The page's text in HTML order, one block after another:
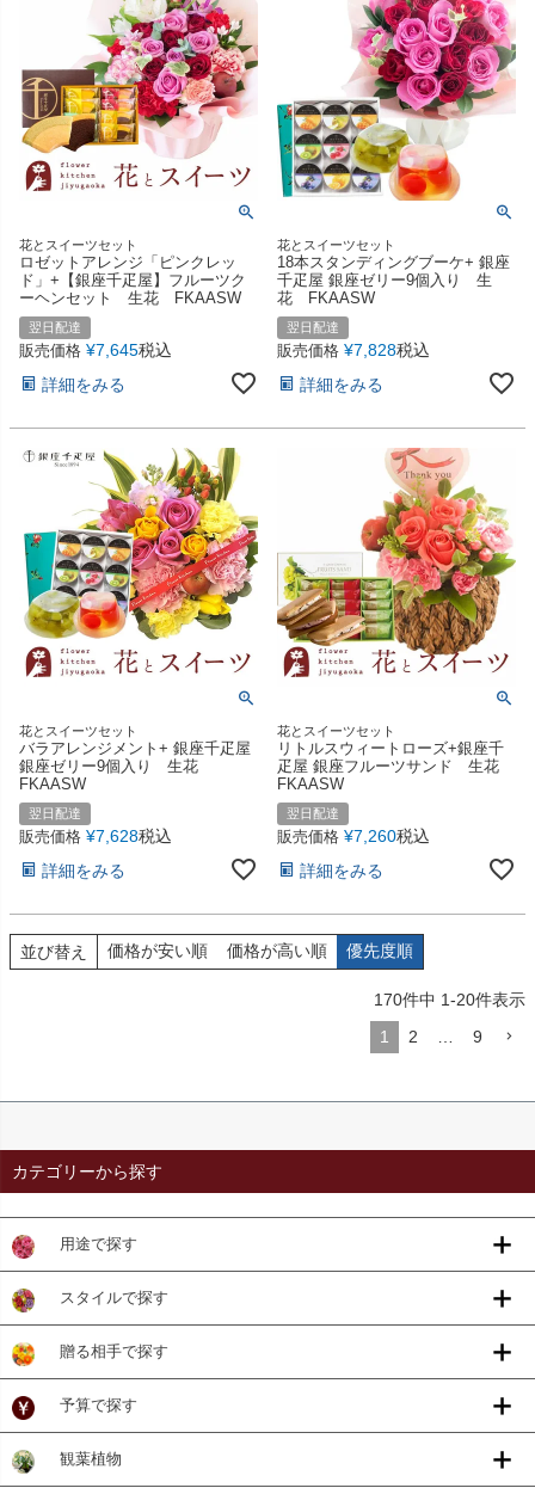
花とスイーツセット
ロゼットアレンジ「ピンクレッ
ド」+【銀座千疋屋】フルーツク
ーヘンセット 生花 FKAASW
翌日配達
販売価格 ¥7,645税込
詳細をみる
花とスイーツセット
18本スタンディングブーケ+ 銀座
千疋屋 銀座ゼリー9個入り 生
花 FKAASW
翌日配達
販売価格 ¥7,828税込
詳細をみる
花とスイーツセット
バラアレンジメント+ 銀座千疋屋
銀座ゼリー9個入り 生花
FKAASW
翌日配達
販売価格 ¥7,628税込
詳細をみる
花とスイーツセット
リトルスウィートローズ+銀座千
疋屋 銀座フルーツサンド 生花
FKAASW
翌日配達
販売価格 ¥7,260税込
詳細をみる
並び替え 価格が安い順 価格が高い順 優先度順
170件中 1-20件表示
1
2 9
カテゴリーから探す
用途で探す
スタイルで探す
贈る相手で探す
予算で探す
観葉植物